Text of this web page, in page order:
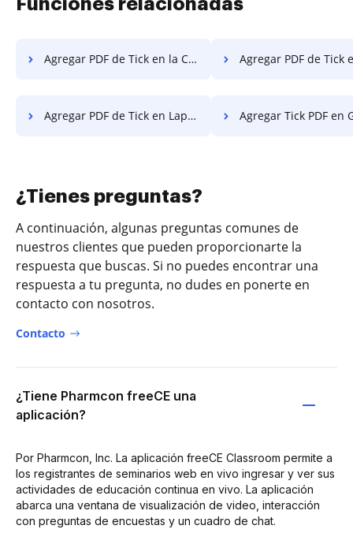
Funciones relacionadas
Agregar PDF de Tick en la Computadora Agregar PDF de Tick en el
Agregar PDF de Tick en Laptop Agregar Tick PDF en
¿Tienes preguntas?
A continuación, algunas preguntas comunes de
nuestros clientes que pueden proporcionarte la
respuesta que buscas. Si no puedes encontrar una
respuesta a tu pregunta, no dudes en ponerte en
contacto con nosotros.
Contacto
¿Tiene Pharmcon freeCE una
aplicación?
Por Pharmcon, Inc. La aplicación freeCE Classroom permite a
los registrantes de seminarios web en vivo ingresar y ver sus
actividades de educación continua en vivo. La aplicación
abarca una ventana de visualización de video, interacción
con preguntas de encuestas y un cuadro de chat.